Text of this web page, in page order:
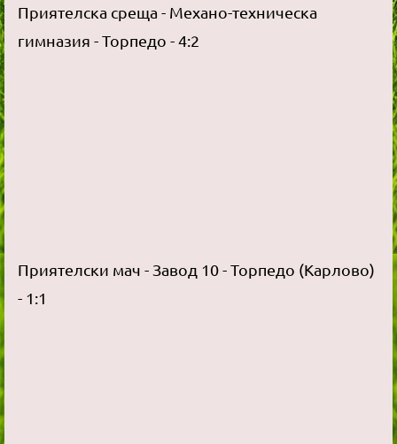
Приятелска среща - Механо-техническа
гимназия - Торпедо - 4:2
Приятелски мач - Завод 10 - Торпедо (Карлово)
- 1:1